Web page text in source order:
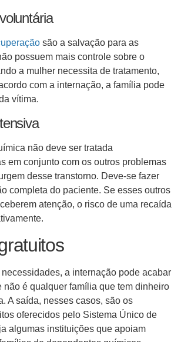
são a salvação para as
possuem mais controle sobre o
a mulher necessita de tratamento,
com a internação, a família pode
vítima.
não deve ser tratada
em conjunto com os outros problemas
desse transtorno. Deve-se fazer
completa do paciente. Se esses outros
atenção, o risco de uma recaída
a internação pode acabar
não é qualquer família que tem dinheiro
A saída, nesses casos, são os
oferecidos pelo Sistema Único de
algumas instituições que apoiam